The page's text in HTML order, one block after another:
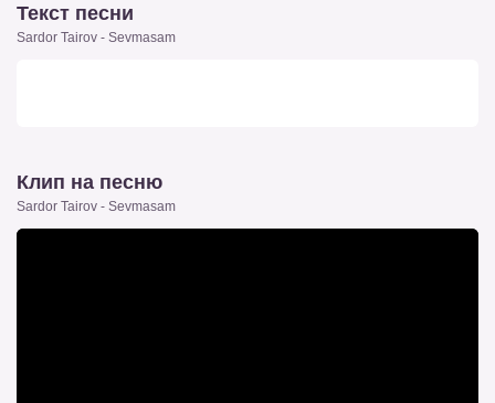
Текст песни
Sardor Tairov - Sevmasam
Клип на песню
Sardor Tairov - Sevmasam